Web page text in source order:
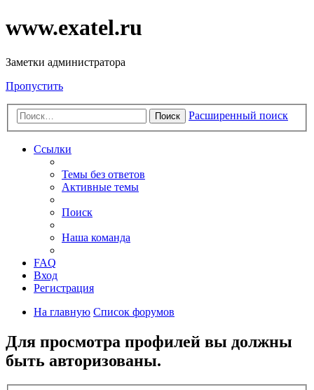
www.exatel.ru
Заметки администратора
Пропустить
Поиск Расширенный поиск
Ссылки
Темы без ответов
Активные темы
Поиск
Наша команда
FAQ
Вход
Регистрация
На главную Список форумов
Для просмотра профилей вы должны
быть авторизованы.